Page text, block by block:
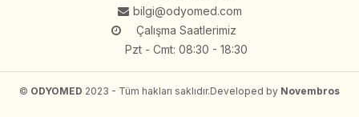
bilgi@odyomed.com
Çalışma Saatlerimiz
Pzt - Cmt: 08:30 - 18:30
© ODYOMED 2023 - Tüm hakları saklıdır.Developed by Novembros